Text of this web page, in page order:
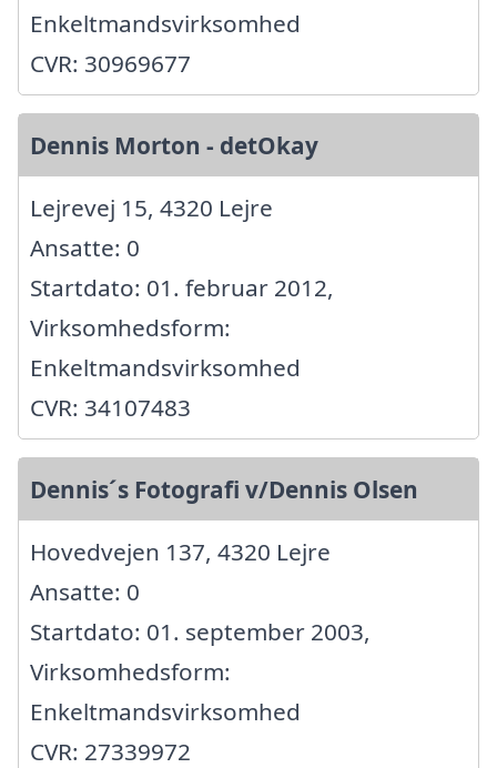
Enkeltmandsvirksomhed
CVR: 30969677
Dennis Morton - detOkay
Lejrevej 15, 4320 Lejre
Ansatte: 0
Startdato: 01. februar 2012,
Virksomhedsform:
Enkeltmandsvirksomhed
CVR: 34107483
Dennis´s Fotografi v/Dennis Olsen
Hovedvejen 137, 4320 Lejre
Ansatte: 0
Startdato: 01. september 2003,
Virksomhedsform:
Enkeltmandsvirksomhed
CVR: 27339972